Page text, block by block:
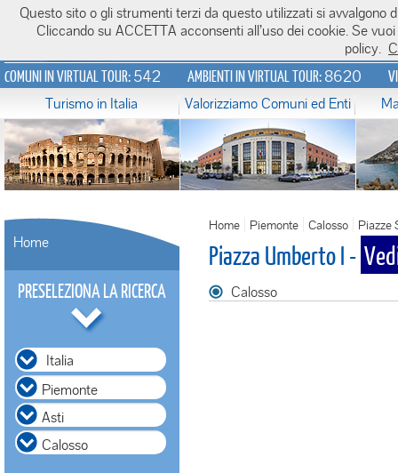
Italiavirtualtour.it
COMUNI IN VIRTUAL TOUR:542 AMBIENTI IN VIRTUAL TOUR:8620
Turismo in Italia Valorizziamo Comuni ed Enti
Home
PRESELEZIONA LA RICERCA
Italia
Home Piemonte Calosso Piazze
Piazza Umberto I -
Calosso
Questo sito o gli strumenti terzi da questo utilizzati si
Cliccando su ACCETTA acconsenti all’uso dei cookie. Se
policy.